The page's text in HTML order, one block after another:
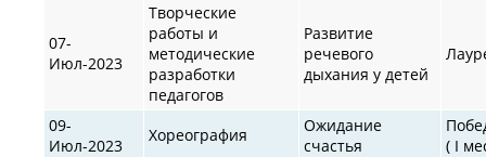
07-
Июл-2023
Творческие
работы и
методические
разработки
педагогов
Развитие
речевого
дыхания у детей
09-
Июл-2023
Хореография
Ожидание
счастья
( I